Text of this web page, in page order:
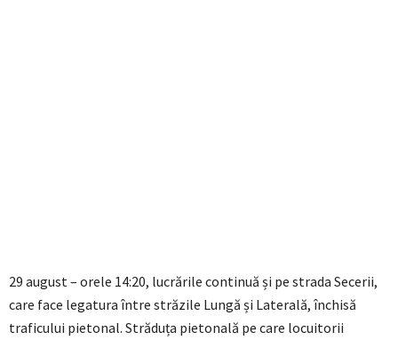
29 august – orele 14:20, lucrările continuă și pe strada Secerii,
care face legatura între străzile Lungă și Laterală, închisă
traficului pietonal. Străduța pietonală pe care locuitorii